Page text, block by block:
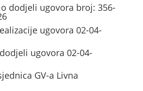
dodjeli ugovora broj: 356-
ugovora 02-04-
ugovora 02-04-
GV-a Livna